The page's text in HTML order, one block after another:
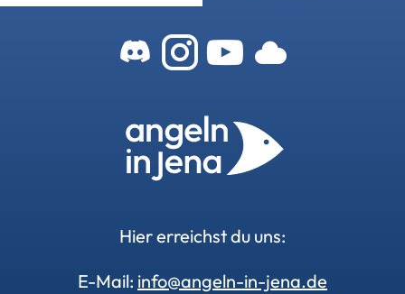
Zum Angeln-
Zum
Zu
Hier erreichst du uns:
E-Mail: info@angeln-in-jena.de